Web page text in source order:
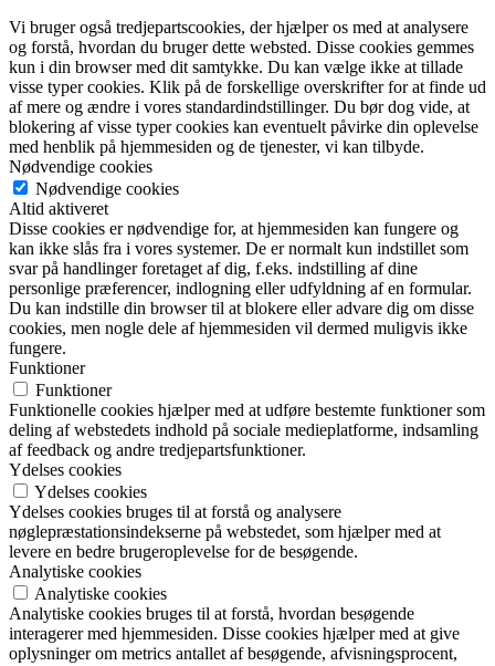
Vi bruger også tredjepartscookies, der hjælper os med at analysere
og forstå, hvordan du bruger dette websted. Disse cookies gemmes
kun i din browser med dit samtykke. Du kan vælge ikke at tillade
visse typer cookies. Klik på de forskellige overskrifter for at finde ud
af mere og ændre i vores standardindstillinger. Du bør dog vide, at
blokering af visse typer cookies kan eventuelt påvirke din oplevelse
med henblik på hjemmesiden og de tjenester, vi kan tilbyde.
Nødvendige cookies
Nødvendige cookies
Altid aktiveret
Disse cookies er nødvendige for, at hjemmesiden kan fungere og
kan ikke slås fra i vores systemer. De er normalt kun indstillet som
svar på handlinger foretaget af dig, f.eks. indstilling af dine
personlige præferencer, indlogning eller udfyldning af en formular.
Du kan indstille din browser til at blokere eller advare dig om disse
cookies, men nogle dele af hjemmesiden vil dermed muligvis ikke
fungere.
Funktioner
Funktioner
Funktionelle cookies hjælper med at udføre bestemte funktioner som
deling af webstedets indhold på sociale medieplatforme, indsamling
af feedback og andre tredjepartsfunktioner.
Ydelses cookies
Ydelses cookies
Ydelses cookies bruges til at forstå og analysere
nøglepræstationsindekserne på webstedet, som hjælper med at
levere en bedre brugeroplevelse for de besøgende.
Analytiske cookies
Analytiske cookies
Analytiske cookies bruges til at forstå, hvordan besøgende
interagerer med hjemmesiden. Disse cookies hjælper med at give
oplysninger om metrics antallet af besøgende, afvisningsprocent,